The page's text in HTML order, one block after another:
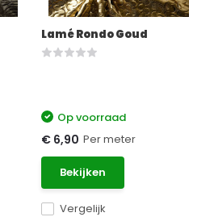
Lamé Rondo Goud
Vergelijk
Op voorraad
€ 6,90 Per meter
Bekijken